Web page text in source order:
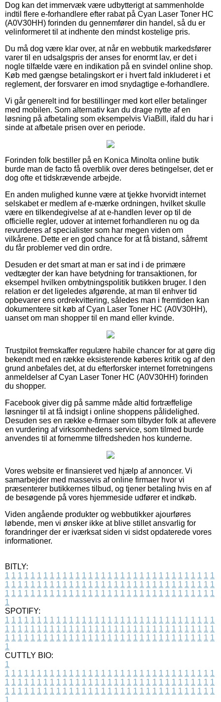
Dog kan det immervæk være udbytterigt at sammenholde
indtil flere e-forhandlere efter rabat på Cyan Laser Toner HC
(A0V30HH) forinden du gennemfører din handel, så du er
velinformeret til at indhente den mindst kostelige pris.
Du må dog være klar over, at når en webbutik markedsfører
varer til en udsalgspris der anses for enormt lav, er det i
nogle tilfælde være en indikation på en svindel online shop.
Køb med gængse betalingskort er i hvert fald inkluderet i et
reglement, der forsvarer en imod snydagtige e-forhandlere.
Vi går generelt ind for bestillinger med kort eller betalinger
med mobilen. Som alternativ kan du drage nytte af en
løsning på afbetaling som eksempelvis ViaBill, ifald du har i
sinde at afbetale prisen over en periode.
Forinden folk bestiller på en Konica Minolta online butik
burde man de facto få overblik over deres betingelser, det er
dog ofte et tidskrævende arbejde.
En anden mulighed kunne være at tjekke hvorvidt internet
selskabet er medlem af e-mærke ordningen, hvilket skulle
være en tilkendegivelse af at e-handlen lever op til de
officielle regler, udover at internet forhandleren nu og da
revurderes af specialister som har megen viden om
vilkårene. Dette er en god chance for at få bistand, såfremt
du får problemer ved din ordre.
Desuden er det smart at man er sat ind i de primære
vedtægter der kan have betydning for transaktionen, for
eksempel hvilken ombytningspolitik butikken bruger. I den
relation er det ligeledes afgørende, at man til enhver tid
opbevarer ens ordrekvittering, således man i fremtiden kan
dokumentere sit køb af Cyan Laser Toner HC (A0V30HH),
uanset om man shopper til en mand eller kvinde.
Trustpilot fremskaffer regulære habile chancer for at gøre dig
bekendt med en række eksisterende køberes kritik og af den
grund anbefales det, at du efterforsker internet forretningens
anmeldelser af Cyan Laser Toner HC (A0V30HH) forinden
du shopper.
Facebook giver dig på samme måde altid fortræffelige
løsninger til at få indsigt i online shoppens pålidelighed.
Desuden ses en række e-firmaer som tilbyder folk at aflevere
en vurdering af virksomhedens service, som tilmed burde
anvendes til at fornemme tilfredsheden hos kunderne.
Vores website er finansieret ved hjælp af annoncer. Vi
samarbejder med massevis af online firmaer hvor vi
præsenterer butikkernes tilbud, og tjener betaling hvis en af
de besøgende på vores hjemmeside udfører et indkøb.
Viden angående produkter og webbutikker ajourføres
løbende, men vi ønsker ikke at blive stillet ansvarlig for
forandringer der er iværksat siden vi sidst opdaterede vores
informationer.
BITLY:
1 1 1 1 1 1 1 1 1 1 1 1 1 1 1 1 1 1 1 1 1 1 1 1 1 1 1 1 1 1 1 1 1
1 1 1 1 1 1 1 1 1 1 1 1 1 1 1 1 1 1 1 1 1 1 1 1 1 1 1 1 1 1 1 1 1
1 1 1 1 1 1 1 1 1 1 1 1 1 1 1 1 1 1 1 1 1 1 1 1 1 1 1 1 1 1 1 1 1
1
SPOTIFY:
1 1 1 1 1 1 1 1 1 1 1 1 1 1 1 1 1 1 1 1 1 1 1 1 1 1 1 1 1 1 1 1 1
1 1 1 1 1 1 1 1 1 1 1 1 1 1 1 1 1 1 1 1 1 1 1 1 1 1 1 1 1 1 1 1 1
1 1 1 1 1 1 1 1 1 1 1 1 1 1 1 1 1 1 1 1 1 1 1 1 1 1 1 1 1 1 1 1 1
1
CUTTLY BIO:
1
1 1 1 1 1 1 1 1 1 1 1 1 1 1 1 1 1 1 1 1 1 1 1 1 1 1 1 1 1 1 1 1 1
1 1 1 1 1 1 1 1 1 1 1 1 1 1 1 1 1 1 1 1 1 1 1 1 1 1 1 1 1 1 1 1 1
1 1 1 1 1 1 1 1 1 1 1 1 1 1 1 1 1 1 1 1 1 1 1 1 1 1 1 1 1 1 1 1 1
1